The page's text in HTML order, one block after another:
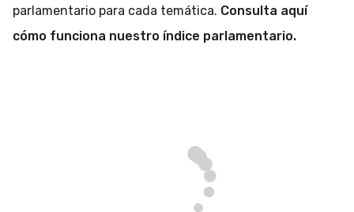
parlamentario para cada temática. Consulta aquí
cómo funciona nuestro índice parlamentario.